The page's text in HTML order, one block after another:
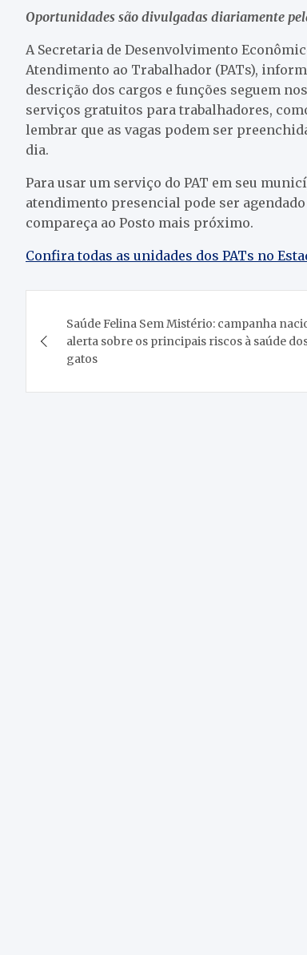
Oportunidades são divulgadas diariamente
A Secretaria de Desenvolvimento
Atendimento ao Trabalhador (PATs),
descrição dos cargos e funções seguem
serviços gratuitos para trabalhadores,
lembrar que as vagas podem ser
dia.
Para usar um serviço do PAT em seu
atendimento presencial pode ser
compareça ao Posto mais próximo.
Confira todas as unidades dos PATs no
de
Post
Saúde Felina Sem Mistério: campanha
alerta sobre os principais riscos à saúde
gatos